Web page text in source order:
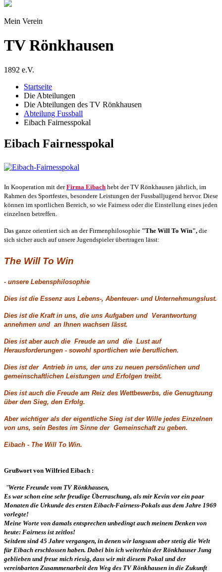
Mein Verein
TV Rönkhausen
1892 e.V.
Startseite
Die Abteilungen
Die Abteilungen des TV Rönkhausen
Abteilung Fussball
Eibach Fairnesspokal
Eibach Fairnesspokal
In Kooperation mit derFirma Eibach hebt der TV Rönkhausen jährlich, im
Rahmen des Sportfestes, besondere Leistungen der Fussballjugend hervor. Diese
können im sportlichen Bereich, so wie Fairness oder die Einstellung eines jeden
einzelnen betreffen.
Das ganze orientiert sich an der Firmenphilosophie "The Will To Win", die
sich sicher auch auf unsere Jugendspieler übertragen lässt:
The Will To Win
- unsere Lebensphilosophie
Dies ist die Essenz aus Lebens-, Abenteuer- und Unternehmungslust.
Dies ist die Kraft in uns, die uns Aufgaben und Verantwortung
annehmen und an Ihnen wachsen lässt.
Dies ist aber auch die Freude an und die Lust auf
Herausforderungen - sowohl sportlichen wie beruflichen.
Dies ist der Antrieb in uns, der uns zu neuen persönlichen und
gemeinschaftlichen Leistungen und Erfolgen treibt.
Dies ist auch die Freude am Reiz des Wettbewerbs, die Genugtuung
über den Sieg, den Erfolg.
Aber wichtiger als der eigentliche Sieg ist der Wille jedes Einzelnen
von uns, sein Bestes im Sinne der Gemeinschaft zu geben.
Eibach - The Will To Win.
Grußwort von Wilfried Eibach :
"Werte Freunde vom TV Rönkhausen,
Es war schon eine sehr freudige Überraschung, als mir Kevin vor ein paar
Monaten die Urkunde des ersten Eibach-Fairness-Pokals aus dem Jahre 1969
vorlegte!‎
Meine Worte von damals entsprechen unbedingt auch meinem Denken von
heute: Fairness ist zeitlos!
‎Seitdem sind 45 Jahre vergangen, in denen wir langsam aber stetig die Welt
für Eibach erschlossen haben. Dabei bin ich weiterhin der Rönkhauser Jung
geblieben und freue mich riesig, dass wir mit diesem Pokal und der
vereinbarten Zusammenarbeit den Weg des TV Rönkhausen in die Zukunft